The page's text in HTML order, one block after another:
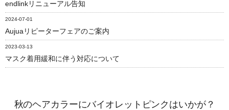
endlinkリニューアル告知
2024-07-01
Aujuaリピーターフェアのご案内
2023-03-13
マスク着用緩和に伴う対応について
秋のヘアカラーにバイオレットピンクはいかが？